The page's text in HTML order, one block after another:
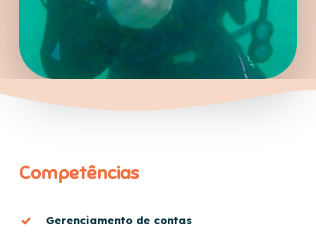
Competências
Gerenciamento de contas